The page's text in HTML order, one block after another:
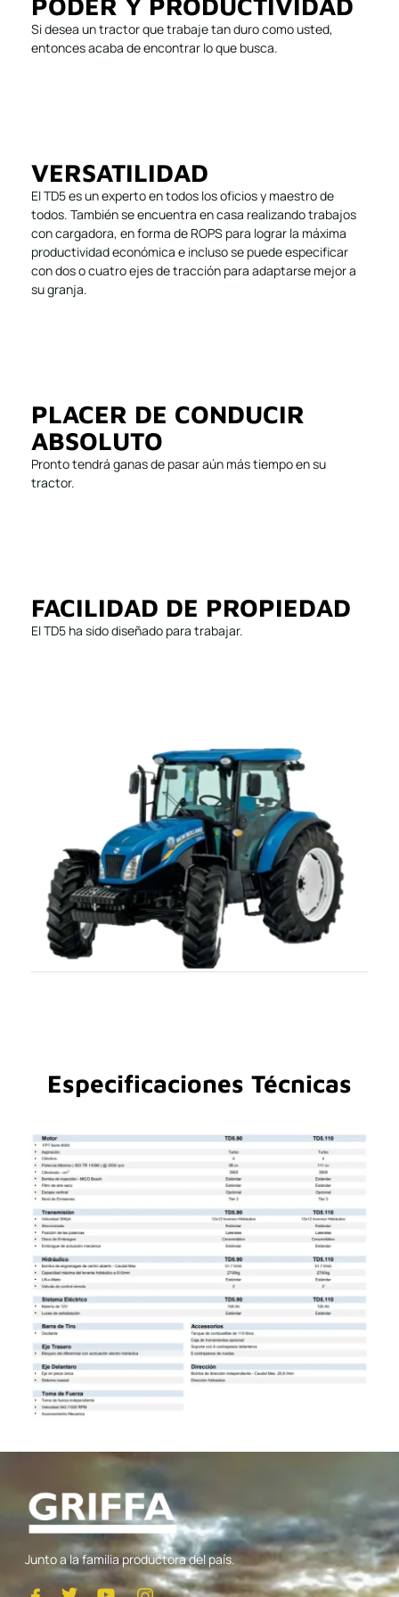
PODER Y PRODUCTIVIDAD
Si desea un tractor que trabaje tan duro como usted,
entonces acaba de encontrar lo que busca.
VERSATILIDAD
El TD5 es un experto en todos los oficios y maestro de
todos. También se encuentra en casa realizando trabajos
con cargadora, en forma de ROPS para lograr la máxima
productividad económica e incluso se puede especificar
con dos o cuatro ejes de tracción para adaptarse mejor a
su granja.
PLACER DE CONDUCIR
ABSOLUTO
Pronto tendrá ganas de pasar aún más tiempo en su
tractor.
FACILIDAD DE PROPIEDAD
El TD5 ha sido diseñado para trabajar.
Especificaciones Técnicas
Junto a la familia productora del país.